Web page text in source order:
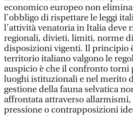
economico europeo non
l’obbligo di rispettare le leggi
l’attività venatoria in Italia deve
regionali, divieti, limiti, norme
disposizioni vigenti. Il principio
territorio italiano valgono le
auspicio è che il confronto torni
luoghi istituzionali e nel merito
gestione della fauna selvatica
affrontata attraverso
pressione o contrapposizioni